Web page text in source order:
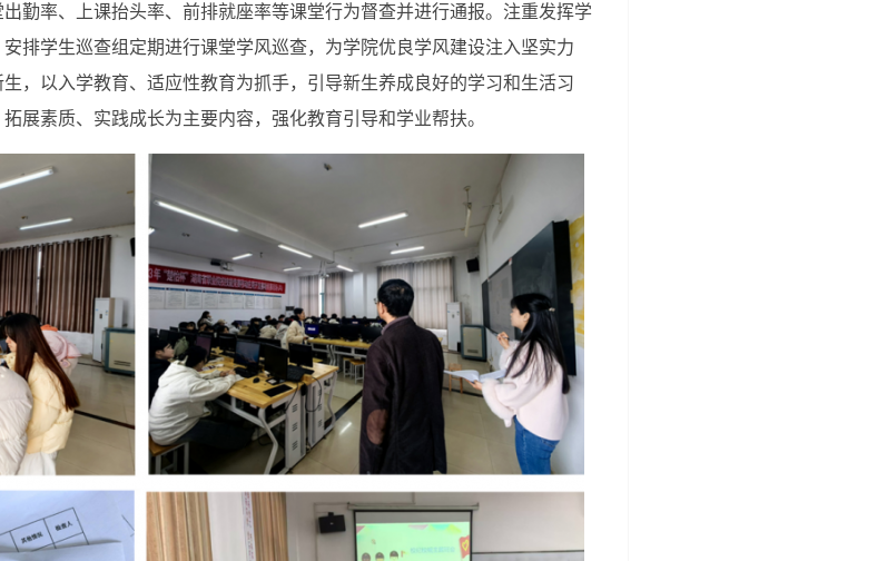
勤率、上课抬头率、前排就座率等课堂行为督查并进行通报。注重发挥学
排学生巡查组定期进行课堂学风巡查，为学院优良学风建设注入坚实力
，以入学教育、适应性教育为抓手，引导新生养成良好的学习和生活习
展素质、实践成长为主要内容，强化教育引导和学业帮扶。